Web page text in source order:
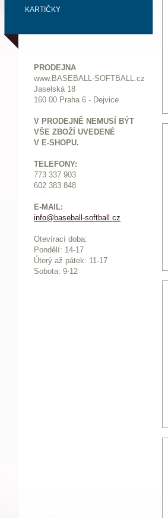
KARTIČKY
PRODEJNA
www.BASEBALL-SOFTBALL.cz
Jaselská 18
160 00 Praha 6 - Dejvice
V PRODEJNĚ NEMUSÍ BÝT
VŠE ZBOŽÍ UVEDENÉ
V E-SHOPU.
TELEFONY:
773 337 903
602 383 848
E-MAIL:
info@baseball-softball.cz
Otevírací doba:
Pondělí: 14-17
Úterý až pátek: 11-17
Sobota: 9-12